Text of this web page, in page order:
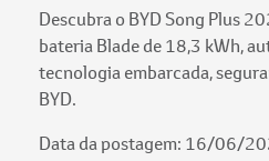
Descubra o BYD Song Plus
bateria Blade de 18,3 kWh,
tecnologia embarcada,
BYD.
Data da postagem: 16/06/